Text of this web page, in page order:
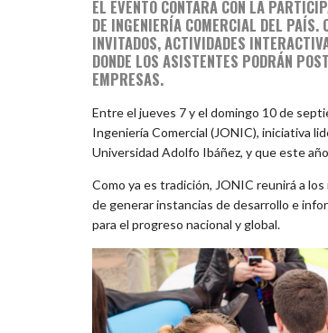
EL EVENTO CONTARÁ CON LA
DE INGENIERÍA COMERCIAL DEL PAÍS.
INVITADOS, ACTIVIDADES
DONDE LOS ASISTENTES PODRÁN
EMPRESAS.
Entre el jueves 7 y el domingo 10 de
Ingeniería Comercial (JONIC), iniciativa
Universidad Adolfo Ibáñez, y que este
Como ya es tradición, JONIC reunirá a
de generar instancias de desarrollo e
para el progreso nacional y global.